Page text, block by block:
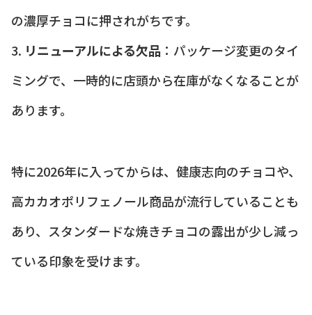
の濃厚チョコに押されがちです。
3. リニューアルによる欠品 ：パッケージ変更のタイ
ミングで、一時的に店頭から在庫がなくなることが
あります。
特に2026年に入ってからは、健康志向のチョコや、
高カカオポリフェノール商品が流行していることも
あり、スタンダードな焼きチョコの露出が少し減っ
ている印象を受けます。